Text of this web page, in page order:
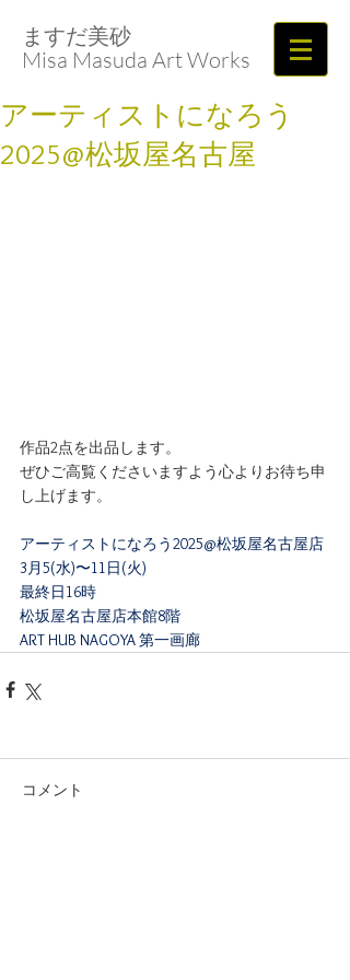
ますだ美砂​​​​​​​
Misa Masuda Art Works
アーティストになろう
2025@松坂屋名古屋
作品2点を出品します。
ぜひご高覧くださいますよう心よりお待ち申
し上げます。
アーティストになろう2025@松坂屋名古屋店
3月5(水)〜11日(火)
最終日16時
松坂屋名古屋店本館8階
ART HUB NAGOYA 第一画廊
コメント